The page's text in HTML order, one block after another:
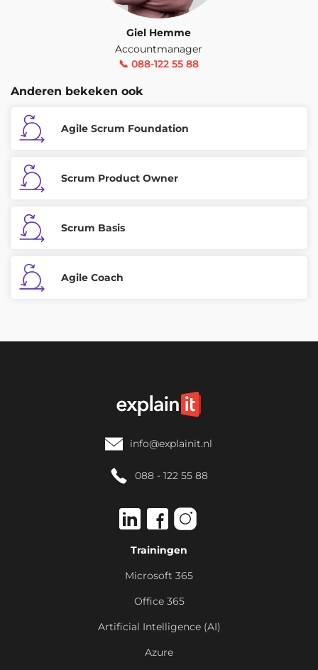
Giel Hemme
Accountmanager
📞 088-122 55 88
Anderen bekeken ook
Agile Scrum Foundation
Scrum Product Owner
Scrum Basis
Agile Coach
info@explainit.nl
088 - 122 55 88
Trainingen
Microsoft 365
Office 365
Artificial Intelligence (AI)
Azure